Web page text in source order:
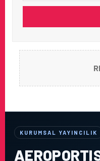
KURUMSAL YAYINCILIK